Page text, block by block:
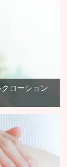
ローション